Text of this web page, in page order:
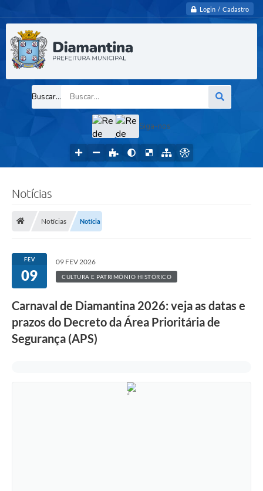
Login / Cadastro
Buscar...
Siga-nos
Notícias
Notícias Notícia
FEV
09
09 FEV 2026
CULTURA E PATRIMÔNIO HISTÓRICO
Carnaval de Diamantina 2026: veja as datas e
prazos do Decreto da Área Prioritária de
Segurança (APS)